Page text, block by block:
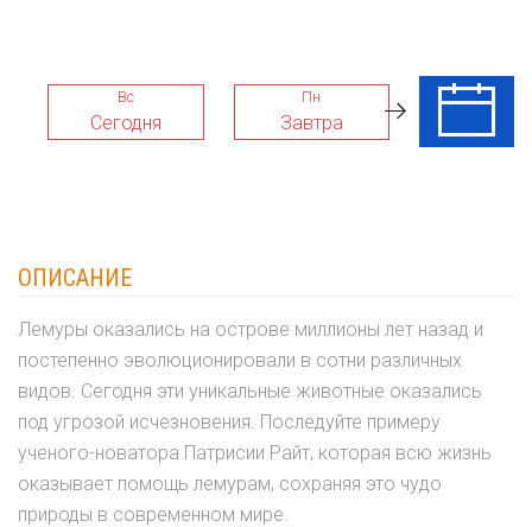
Вс
Сегодня
Пн
Завтра
Вт
ОПИСАНИЕ
Лемуры оказались на острове миллионы лет назад и
постепенно эволюционировали в сотни различных
видов. Сегодня эти уникальные животные оказались
под угрозой исчезновения. Последуйте примеру
ученого-новатора Патрисии Райт, которая всю жизнь
оказывает помощь лемурам, сохраняя это чудо
природы в современном мире.